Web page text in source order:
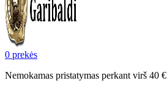
0 prekės
Nemokamas pristatymas perkant virš 40 €